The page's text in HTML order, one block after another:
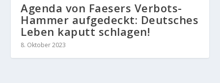
Agenda von Faesers Verbots-
Hammer aufgedeckt: Deutsches
Leben kaputt schlagen!
8. Oktober 2023